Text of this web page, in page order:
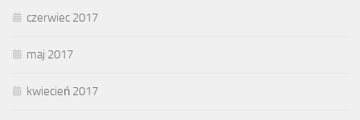
czerwiec 2017
maj 2017
kwiecień 2017